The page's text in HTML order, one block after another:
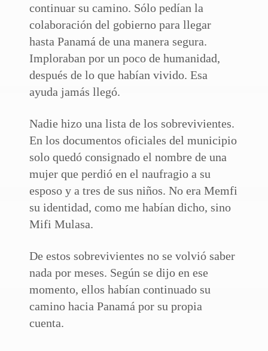
continuar su camino. Sólo pedían la
colaboración del gobierno para llegar
hasta Panamá de una manera segura.
Imploraban por un poco de humanidad,
después de lo que habían vivido. Esa
ayuda jamás llegó.
Nadie hizo una lista de los sobrevivientes.
En los documentos oficiales del municipio
solo quedó consignado el nombre de una
mujer que perdió en el naufragio a su
esposo y a tres de sus niños. No era Memfi
su identidad, como me habían dicho, sino
Mifi Mulasa.
De estos sobrevivientes no se volvió saber
nada por meses. Según se dijo en ese
momento, ellos habían continuado su
camino hacia Panamá por su propia
cuenta.